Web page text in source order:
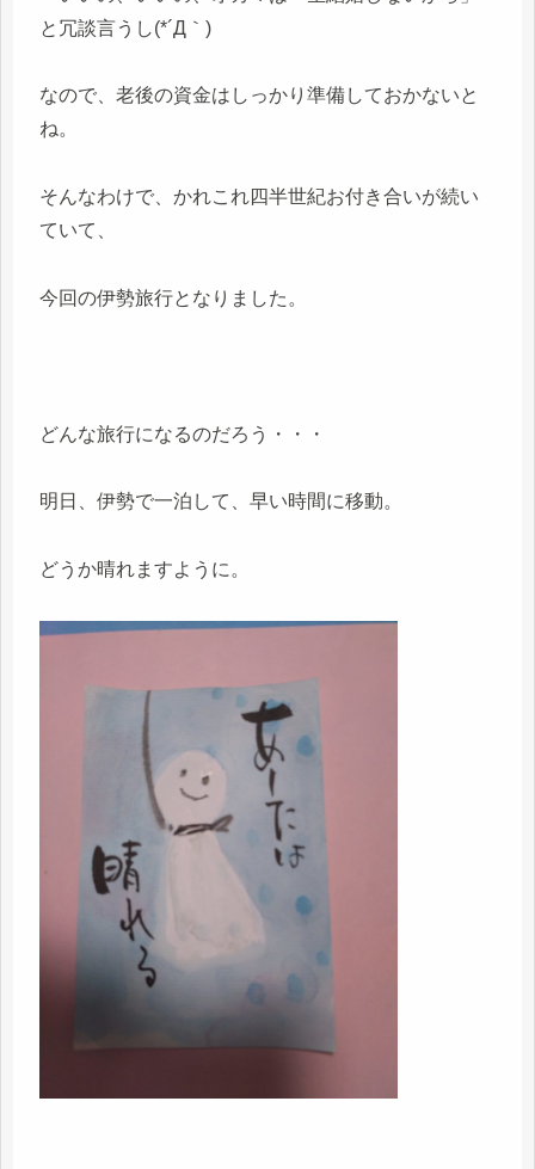
と冗談言うし(*´Д｀)
なので、老後の資金はしっかり準備しておかないと
ね。
そんなわけで、かれこれ四半世紀お付き合いが続い
ていて、
今回の伊勢旅行となりました。
どんな旅行になるのだろう・・・
明日、伊勢で一泊して、早い時間に移動。
どうか晴れますように。